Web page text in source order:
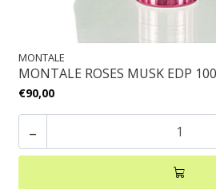
MONTALE
MONTALE ROSES MUSK EDP
€90,00
-